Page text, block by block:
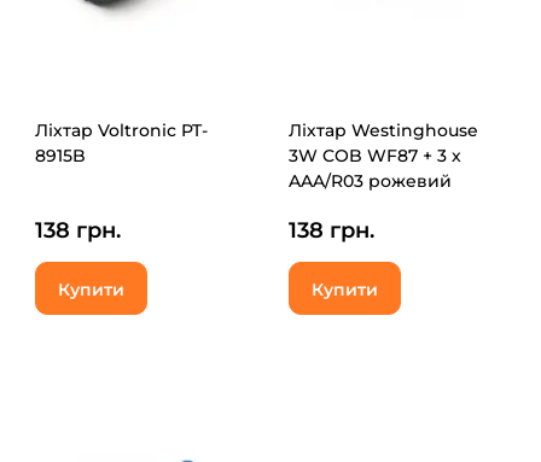
Ліхтар Voltronic PT-
8915B
138 грн.
Купити
Ліхтар Westinghouse
3W COB WF87 + 3 х
AAA/R03 рожевий
138 грн.
Купити